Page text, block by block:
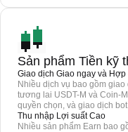
Sản phẩm Tiền kỹ
Giao dịch Giao ngay và
Nhiều dịch vụ bao gồm
tương lai USDT-M và Coin-
quyền chọn, và giao dịch
Thu nhập Lợi suất Cao
Nhiều sản phẩm Earn bao